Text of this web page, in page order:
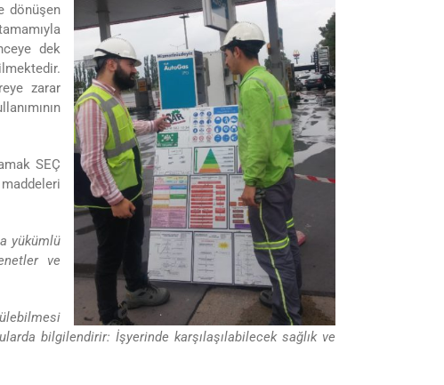
dönüşen
dek
zarar
SEÇ
yükümlü
ve
bilgilendirir: İşyerinde karşılaşılabilecek sağlık ve